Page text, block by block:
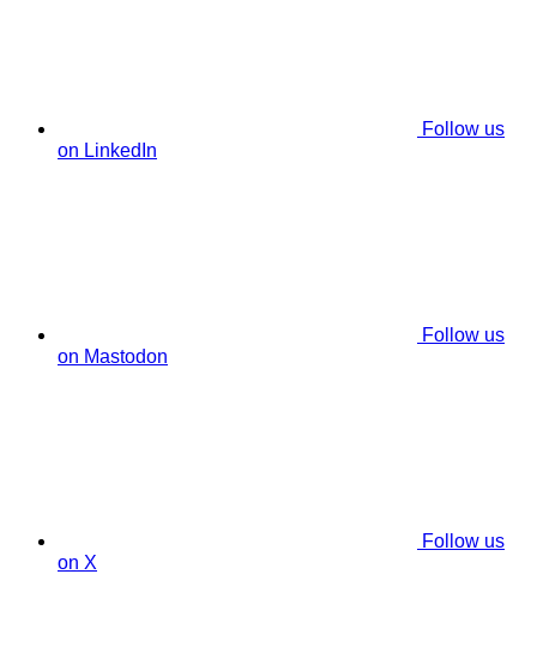
Follow us
on LinkedIn
Follow us
on Mastodon
Follow us
on X